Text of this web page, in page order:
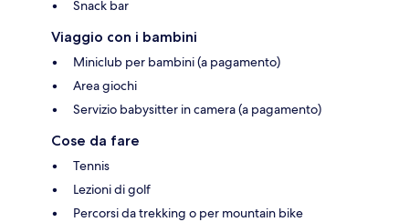
Snack bar
Viaggio con i bambini
Miniclub per bambini (a pagamento)
Area giochi
Servizio babysitter in camera (a pagamento)
Cose da fare
Tennis
Lezioni di golf
Percorsi da trekking o per mountain bike